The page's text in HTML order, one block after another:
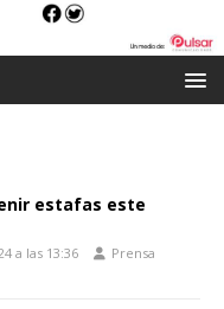
estafas este
a las 13:36 Prensa